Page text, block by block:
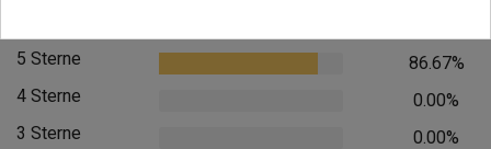
5 Sterne
86.67%
4 Sterne
0.00%
3 Sterne
0.00%